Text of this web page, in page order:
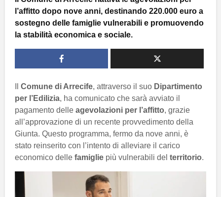
l’affitto dopo nove anni, destinando 220.000 euro a
sostegno delle famiglie vulnerabili e promuovendo
la stabilità economica e sociale.
Comune di Arrecife, attraverso il suo Dipartimento
per l’Edilizia, ha comunicato che sarà avviato il
pagamento delle agevolazioni per l’affitto, grazie
all’approvazione di un recente provvedimento della
Giunta. Questo programma, fermo da nove anni, è
stato reinserito con l’intento di alleviare il carico
economico delle famiglie più vulnerabili del territorio.